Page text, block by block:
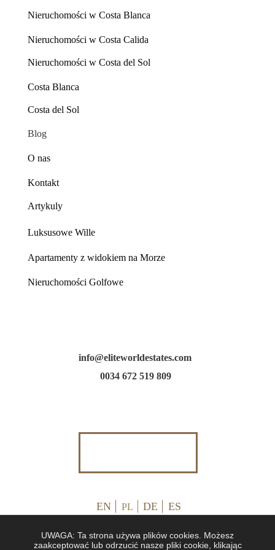
Nieruchomości w Costa Blanca
Nieruchomości w Costa Calida
Nieruchomości w Costa del Sol
O nas
Costa del Sol
EN PL DE ES
Costa Blanca
Kontakt
Luksusowe Wille
Apartamenty z widokiem na Morze
Nieruchomości Golfowe
Artykuly
info@eliteworldestates.com
0034 672 519 809
Blog
UWAGA: Ta strona używa plików cookies. Możesz
zaakceptować lub odrzucić nasze pliki cookie, klikając